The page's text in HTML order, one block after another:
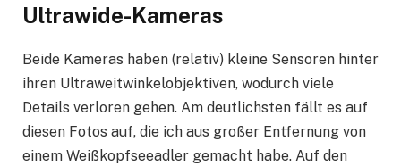
Ultrawide-Kameras
Beide Kameras haben (relativ) kleine Sensoren hinter
ihren Ultraweitwinkelobjektiven, wodurch viele
Details verloren gehen. Am deutlichsten fällt es auf
diesen Fotos auf, die ich aus großer Entfernung von
einem Weißkopfseeadler gemacht habe. Auf den